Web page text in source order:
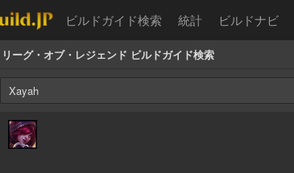
ビルドガイド検索 統計 ビルドナビ
リーグ・オブ・レジェンド ビルドガイド検索